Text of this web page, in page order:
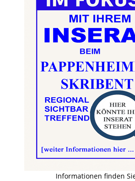
Informationen finden